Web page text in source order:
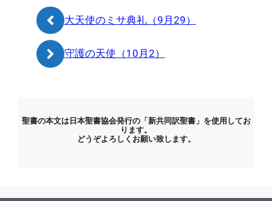
ー
大天使のミサ典礼（9月29）
守護の天使（10月2）
聖書の本文は日本聖書協会発行の「新共同訳聖書」を使用してお
ります。
どうぞよろしくお願い致します。